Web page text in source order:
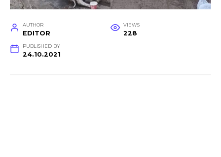
AUTHOR
EDITOR
VIEWS
228
PUBLISHED BY
24.10.2021